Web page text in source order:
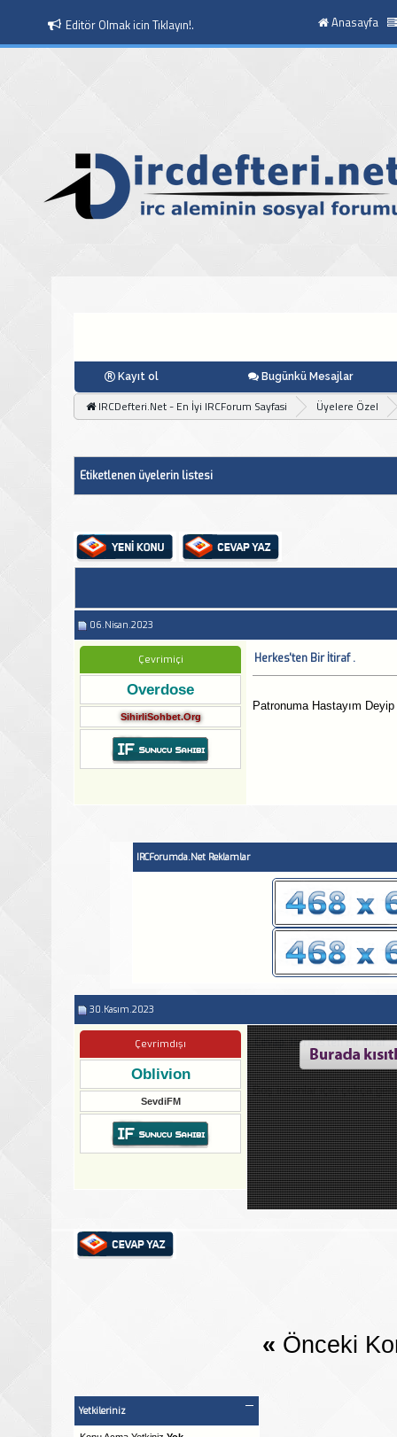
Editör Olmak icin Tıklayın!. Anasayfa
Kayıt ol Bugünkü Mesajlar
IRCDefteri.Net - En İyi IRCForum Sayfasi Üyelere Özel
Etiketlenen üyelerin listesi
06.Nisan.2023
Çevrimiçi
Overdose
SihirliSohbet.Org
Herkes'ten Bir İtiraf .
Patronuma Hastayım
IRCForumda.Net Reklamlar
30.Kasım.2023
Çevrimdışı
Oblivion
SevdiFM
Cevap: Herkes'ten Bir İtiraf .
Boş insanlar için çokça
« Önceki
Yetkileriniz